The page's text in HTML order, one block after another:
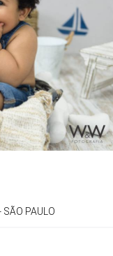
SÃO PAULO